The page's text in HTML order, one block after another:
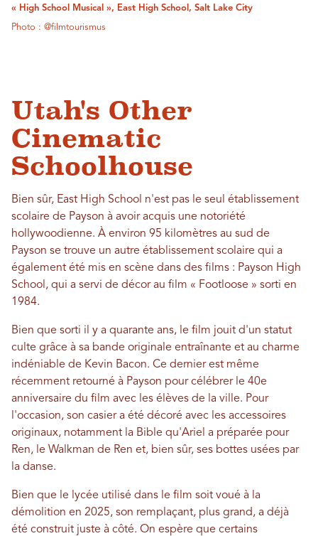
« High School Musical », East High School, Salt Lake City
Photo : @filmtourismus
Utah's Other
Cinematic
Schoolhouse
Bien sûr, East High School n'est pas le seul établissement
scolaire de Payson à avoir acquis une notoriété
hollywoodienne. À environ 95 kilomètres au sud de
Payson se trouve un autre établissement scolaire qui a
également été mis en scène dans des films : Payson High
School, qui a servi de décor au film « Footloose » sorti en
1984.
Bien que sorti il ​​y a quarante ans, le film jouit d'un statut
culte grâce à sa bande originale entraînante et au charme
indéniable de Kevin Bacon. Ce dernier est même
récemment retourné à Payson pour célébrer le 40e
anniversaire du film avec les élèves de la ville. Pour
l'occasion, son casier a été décoré avec les accessoires
originaux, notamment la Bible qu'Ariel a préparée pour
Ren, le Walkman de Ren et, bien sûr, ses bottes usées par
la danse.
Bien que le lycée utilisé dans le film soit voué à la
démolition en 2025, son remplaçant, plus grand, a déjà
été construit juste à côté. On espère que certains